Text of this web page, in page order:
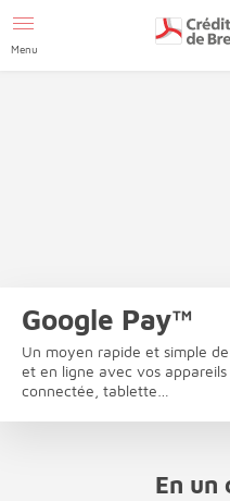
page accessibilité
Menu
Google Pay™
Un moyen rapide et simple
et en ligne avec vos
connectée, tablette…
En un